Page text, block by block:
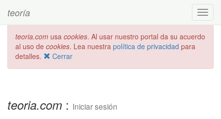
teoría
teoria.com usa cookies. Al usar nuestro portal da su acuerdo
al uso de cookies. Lea nuestra política de privacidad para
detalles.
Cerrar
teoria.com : Iniciar sesión